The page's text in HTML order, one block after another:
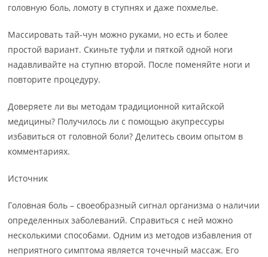
головную боль, ломоту в ступнях и даже похмелье.
Массировать тай-чун можно руками, но есть и более
простой вариант. Скиньте туфли и пяткой одной ноги
надавливайте на ступню второй. После поменяйте ноги и
повторите процедуру.
Доверяете ли вы методам традиционной китайской
медицины? Получилось ли с помощью акупрессуры
избавиться от головной боли? Делитесь своим опытом в
комментариях.
Источник
Головная боль – своеобразный сигнал организма о наличии
определенных заболеваний. Справиться с ней можно
несколькими способами. Одним из методов избавления от
неприятного симптома является точечный массаж. Его